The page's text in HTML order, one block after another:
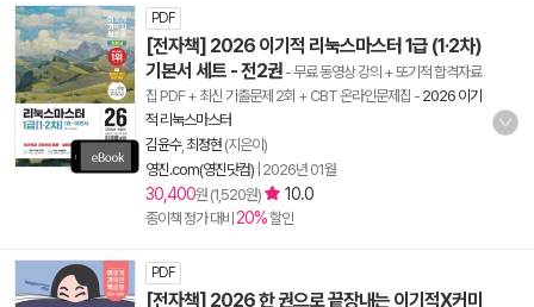
PDF
[전자책] 2026 이기적 리눅스마스터 1급 (1·2차)
기본서 세트 - 전2권 - 무료 동영상 강의 + 또기적 합격자료
집 PDF + 최신 기출문제 2회 + CBT 온라인문제집 - 2026 이기
적 리눅스마스터
김윤수, 최정현 (지은이)
영진.com(영진닷컴) 2026년 01월
30,400원 (1,520원) 10.0
종이책 정가 대비 20%할인
PDF
[전자책] 2026 한 권으로 끝장내는 이기적X커미